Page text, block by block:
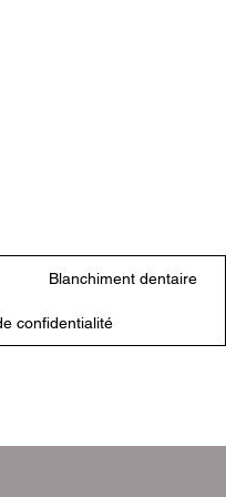
Blanchiment dentaire
confidentialité